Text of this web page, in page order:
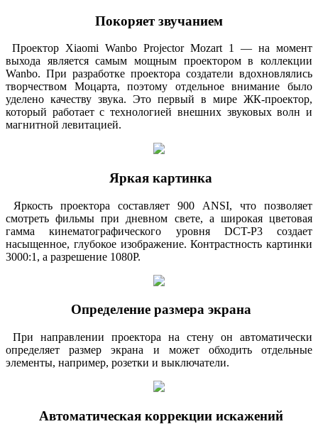
Покоряет звучанием
Проектор Xiaomi Wanbo Projector Mozart 1 — на момент
выхода является самым мощным проектором в коллекции
Wanbo. При разработке проектора создатели вдохновлялись
творчеством Моцарта, поэтому отдельное внимание было
уделено качеству звука. Это первый в мире ЖК-проектор,
который работает с технологией внешних звуковых волн и
магнитной левитацией.
Яркая картинка
Яркость проектора составляет 900 ANSI, что позволяет
смотреть фильмы при дневном свете, а широкая цветовая
гамма кинематографического уровня DCT-P3 создает
насыщенное, глубокое изображение. Контрастность картинки
3000:1, а разрешение 1080P.
Определение размера экрана
При направлении проектора на стену он автоматически
определяет размер экрана и может обходить отдельные
элементы, например, розетки и выключатели.
Автоматическая коррекции искажений